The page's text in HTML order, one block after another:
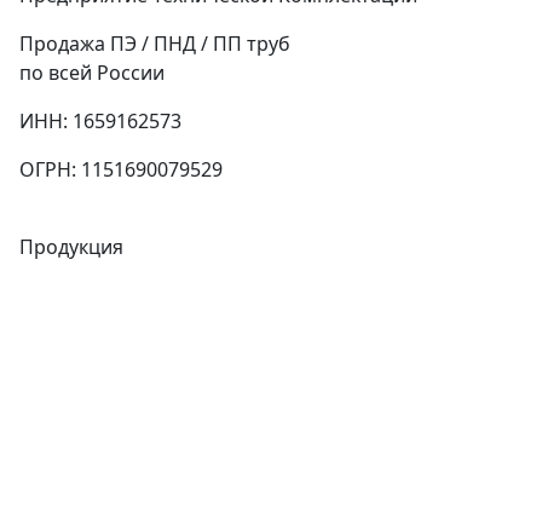
Продажа ПЭ / ПНД / ПП труб
по всей России
ИНН: 1659162573
ОГРН: 1151690079529
Продукция